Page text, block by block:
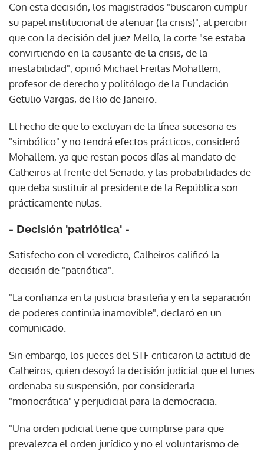
Con esta decisión, los magistrados "buscaron cumplir
su papel institucional de atenuar (la crisis)", al percibir
que con la decisión del juez Mello, la corte "se estaba
convirtiendo en la causante de la crisis, de la
inestabilidad", opinó Michael Freitas Mohallem,
profesor de derecho y politólogo de la Fundación
Getulio Vargas, de Rio de Janeiro.
El hecho de que lo excluyan de la línea sucesoria es
"simbólico" y no tendrá efectos prácticos, consideró
Mohallem, ya que restan pocos días al mandato de
Calheiros al frente del Senado, y las probabilidades de
que deba sustituir al presidente de la República son
prácticamente nulas.
- Decisión 'patriótica' -
Satisfecho con el veredicto, Calheiros calificó la
decisión de "patriótica".
"La confianza en la justicia brasileña y en la separación
de poderes continúa inamovible", declaró en un
comunicado.
Sin embargo, los jueces del STF criticaron la actitud de
Calheiros, quien desoyó la decisión judicial que el lunes
ordenaba su suspensión, por considerarla
"monocrática" y perjudicial para la democracia.
"Una orden judicial tiene que cumplirse para que
prevalezca el orden jurídico y no el voluntarismo de